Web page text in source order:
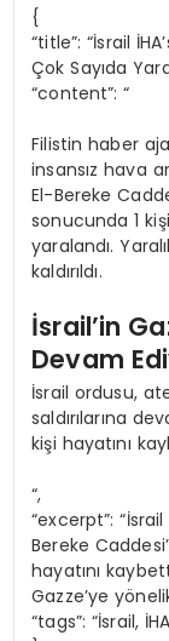
{
“title”: “İsrail
Çok Sayıda
“content”: “
Filistin haber
insansız hava
El-Bereke
sonucunda 1
yaralandı.
kaldırıldı.
İsrail’in
Devam
İsrail ordusu,
saldırılarına
kişi hayatını
“,
“excerpt”:
Bereke
hayatını
Gazze’ye
“tags”: “İsrail,